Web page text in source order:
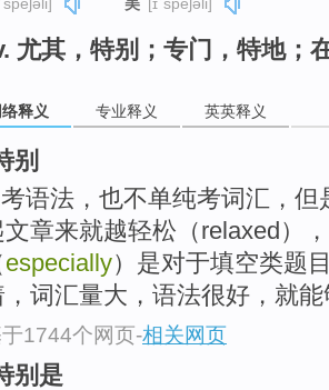
尤其，特别；专门，特地；
络释义 专业释义 英英释义
别
语法，也不单纯考词汇，
文章来就越轻松（relaxed）
especially）是对于填空类题
，词汇量大，语法很好，就
1744个网页-相关网页
别是